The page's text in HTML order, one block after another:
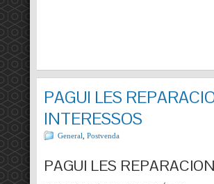
PAGUI LES
INTERESSOS
General Postvenda
PAGUI LES